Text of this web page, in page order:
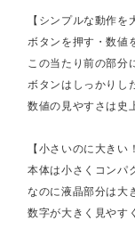
【シンプルな動作を
ボタンを押す・数値
この当たり前の部分
ボタンはしっかりし
数値の見やすさは史
【小さいのに大きい
本体は小さくコンパ
なのに液晶部分は大
数字が大きく見やす